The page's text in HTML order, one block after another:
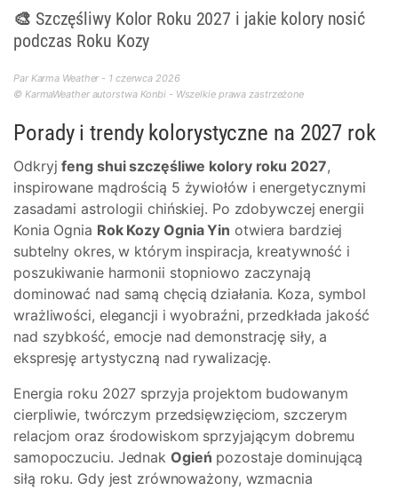
🎨 Szczęśliwy Kolor Roku 2027 i jakie kolory nosić
podczas Roku Kozy
Par Karma Weather - 1 czerwca 2026
© KarmaWeather autorstwa Konbi - Wszelkie prawa zastrzeżone
Porady i trendy kolorystyczne na 2027 rok
Odkryjfeng shui szczęśliwe kolory roku 2027,
inspirowane mądrością 5 żywiołów i energetycznymi
zasadami astrologii chińskiej. Po zdobywczej energii
Konia Ognia Rok Kozy Ognia Yin otwiera bardziej
subtelny okres, w którym inspiracja, kreatywność i
poszukiwanie harmonii stopniowo zaczynają
dominować nad samą chęcią działania. Koza, symbol
wrażliwości, elegancji i wyobraźni, przedkłada jakość
nad szybkość, emocje nad demonstrację siły, a
ekspresję artystyczną nad rywalizację.
Energia roku 2027 sprzyja projektom budowanym
cierpliwie, twórczym przedsięwzięciom, szczerym
relacjom oraz środowiskom sprzyjającym dobremu
samopoczuciu. Jednak Ogień pozostaje dominującą
siłą roku. Gdy jest zrównoważony, wzmacnia